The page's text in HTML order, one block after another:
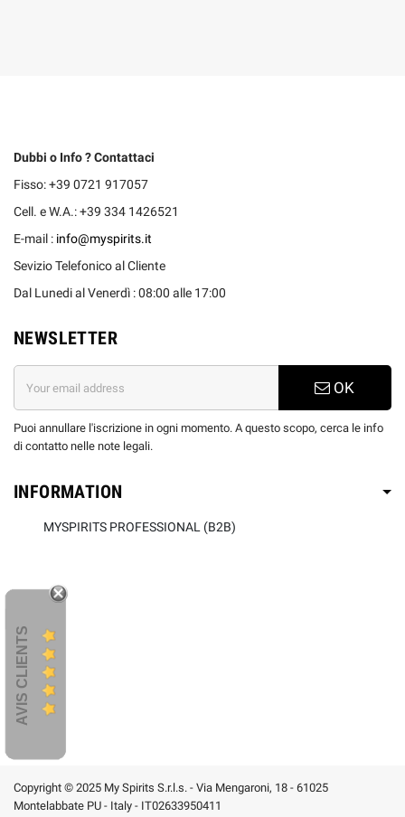
Dubbi o Info ? Contattaci
Fisso: +39 0721 917057
Cell. e W.A.: +39 334 1426521
E-mail : info@myspirits.it
Sevizio Telefonico al Cliente
Dal Lunedi al Venerdì : 08:00 alle 17:00
NEWSLETTER
OK
Puoi annullare l'iscrizione in ogni momento. A questo scopo, cerca le info
di contatto nelle note legali.
INFORMATION
MYSPIRITS PROFESSIONAL (B2B)
AVIS CLIENTS
Copyright © 2025 My Spirits S.r.l.s. - Via Mengaroni, 18 - 61025
Montelabbate PU - Italy - IT02633950411